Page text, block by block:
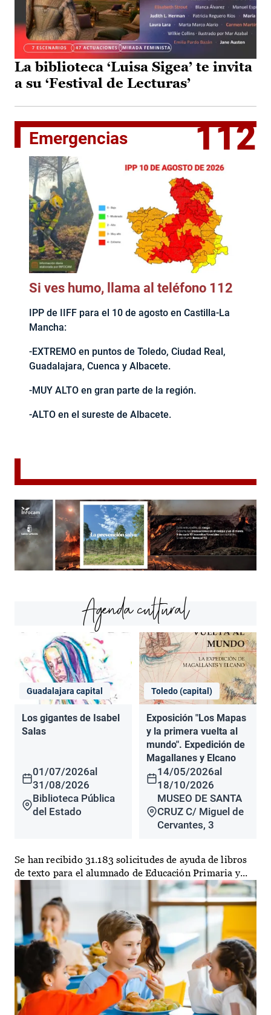
La biblioteca ‘Luisa Sigea’ te invita
a su ‘Festival de Lecturas’
Emergencias 112
Si ves humo, llama al teléfono 112
IPP de IIFF para el 10 de agosto en Castilla-La
Mancha:
-EXTREMO en puntos de Toledo, Ciudad Real,
Guadalajara, Cuenca y Albacete.
-MUY ALTO en gran parte de la región.
-ALTO en el sureste de Albacete.
Agenda cultural
Guadalajara capital
Los gigantes de Isabel
Salas
01/07/2026al
31/08/2026
Biblioteca Pública
del Estado
Toledo (capital)
Exposición "Los Mapas
y la primera vuelta al
mundo". Expedición de
Magallanes y Elcano
14/05/2026al
18/10/2026
MUSEO DE SANTA
CRUZ C/ Miguel de
Cervantes, 3
Se han recibido 31.183 solicitudes de ayuda de libros
de texto para el alumnado de Educación Primaria y...